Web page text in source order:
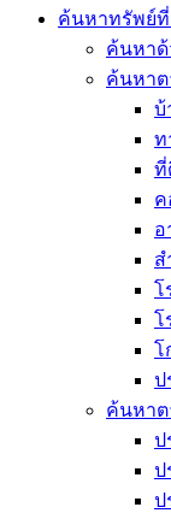
ค้นหาทรัพย์ที่
ค้นหาด้
ค้นหาต
บ้
ท
ที่
ค
อ
ส
โ
โ
โ
ป
ค้นหาต
ป
ป
ป